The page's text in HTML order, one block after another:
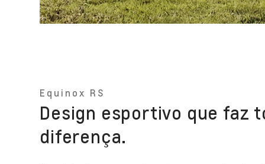
Equinox RS
Design esportivo que faz
diferença.